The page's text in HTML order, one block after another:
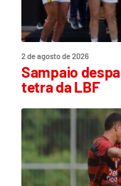
2 de agosto de 2026
Sampaio
tetra da LBF